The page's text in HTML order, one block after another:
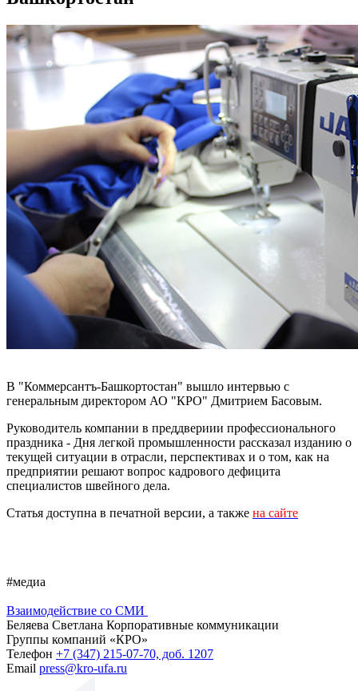
В "Коммерсантъ-Башкортостан" вышло интервью с
генеральным директором АО "КРО" Дмитрием Басовым.
Руководитель компании в преддвериии профессионального
праздника - Дня легкой промышленности рассказал изданию о
текущей ситуации в отрасли, перспективах и о том, как на
предприятии решают вопрос кадрового дефицита
специалистов швейного дела.
Статья доступна в печатной версии, а также на сайте
#медиа
Взаимодействие со СМИ
Беляева Светлана Корпоративные коммуникации
Группы компаний «КРО»
Телефон +7 (347) 215-07-70, доб. 1207
Email press@kro-ufa.ru